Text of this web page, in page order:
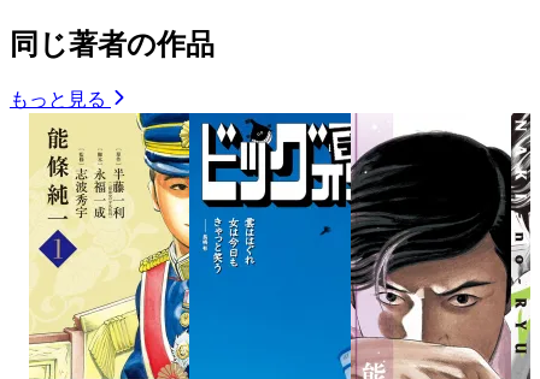
同じ著者の作品
もっと見る